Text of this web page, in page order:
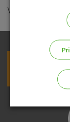
Vaša OTP banka
Prijava na